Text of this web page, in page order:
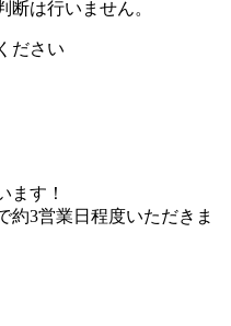
は行いません。
ださい
ます！
約3営業日程度いただきま